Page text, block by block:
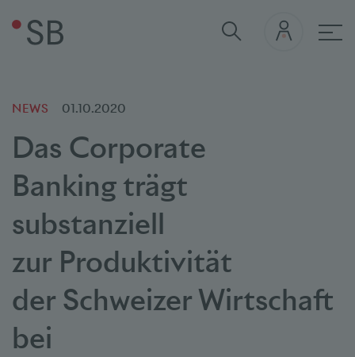
NEWS 01.10.2020
Das Corporate
Bankingträgt
substanziell
zur Produktivität
der Schweizer Wirtschaft
bei